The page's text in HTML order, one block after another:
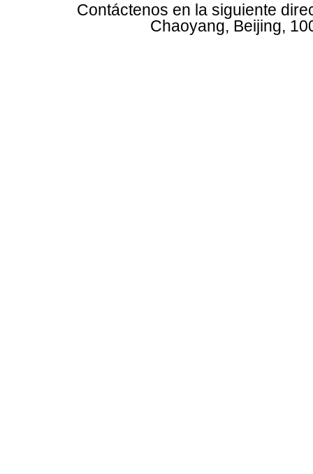
Contáctenos en la siguiente
Chaoyang, Beijing,